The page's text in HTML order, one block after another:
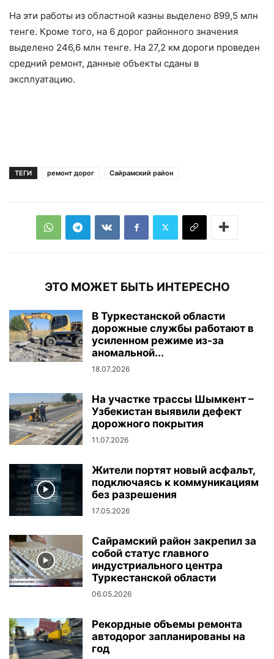
На эти работы из областной казны выделено 899,5 млн
тенге. Кроме того, на 6 дорог районного значения
выделено 246,6 млн тенге. На 27,2 км дороги проведен
средний ремонт, данные объекты сданы в
эксплуатацию.
ТЕГИ ремонт дорог Сайрамский район
ЭТО МОЖЕТ БЫТЬ ИНТЕРЕСНО
В Туркестанской области
дорожные службы работают в
усиленном режиме из-за
аномальной...
18.07.2026
На участке трассы Шымкент –
Узбекистан выявили дефект
дорожного покрытия
11.07.2026
Жители портят новый асфальт,
подключаясь к коммуникациям
без разрешения
17.05.2026
Сайрамский район закрепил за
собой статус главного
индустриального центра
Туркестанской области
06.05.2026
Рекордные объемы ремонта
автодорог запланированы на
год